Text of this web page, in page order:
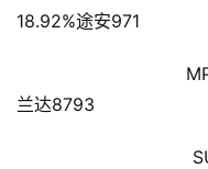
经
18.92%途安971
兰达8793